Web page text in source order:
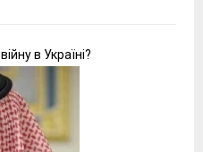
в Україні?